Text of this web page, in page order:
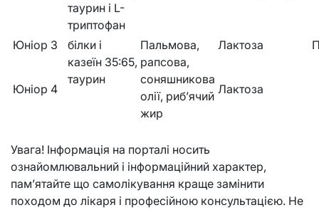
таурин і L-
триптофан
Юніор 3
білки і
казеїн 35:65,
таурин
Пальмова,
рапсова,
соняшникова
олії, риб’ячий
жир
Лактоза
Юніор 4 Лактоза
Увага! Інформація на порталі носить
ознайомлювальний і інформаційний характер,
пам’ятайте що самолікування краще замінити
походом до лікаря і професійною консультацією. Не